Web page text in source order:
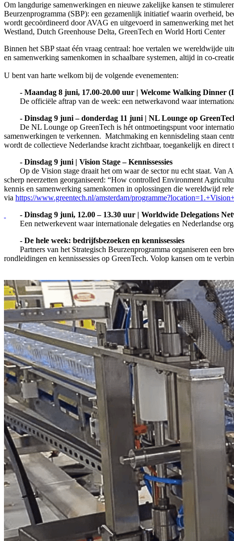
Om langdurige samenwerkingen en nieuwe zakelijke kansen te
Beurzenprogramma (SBP): een gezamenlijk initiatief waarin overheid,
wordt gecoördineerd door AVAG en uitgevoerd in samenwerking met
Westland, Dutch Greenhouse Delta, GreenTech en World Horti Center
Binnen het SBP staat één vraag centraal: hoe vertalen we wereldwijde
en samenwerking samenkomen in schaalbare systemen, altijd in co-
U bent van harte welkom bij de volgende evenementen:
- Maandag 8 juni, 17.00-20.00 uur | Welcome Walking
De officiële aftrap van de week: een netwerkavond waar
- Dinsdag 9 juni – donderdag 11 juni | NL Lounge op
De NL Lounge op GreenTech is hét ontmoetingspunt voor
samenwerkingen te verkennen. Matchmaking en kennisdeling staan
wordt de collectieve Nederlandse kracht zichtbaar, toegankelijk en direct
- Dinsdag 9 juni | Vision Stage – Kennissessies
Op de Vision stage draait het om waar de sector nu echt staat. Van
scherp neerzetten georganiseerd: “How controlled Environment
kennis en samenwerking samenkomen in oplossingen die wereldwijd
via https://www.greentech.nl/amsterdam/
- Dinsdag 9 juni, 12.00 – 13.30 uur | Worldwide Delegations
Een netwerkevent waar internationale delegaties en Nederlandse
- De hele week: bedrijfsbezoeken en kennissessies
Partners van het Strategisch Beurzenprogramma organiseren een
rondleidingen en kennissessies op GreenTech. Volop kansen om te